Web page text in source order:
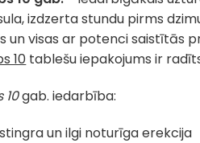
izdzerta stundu pirms
un visas ar potenci saistītās
10 tablešu iepakojums ir
10gab. iedarbība:
un ilgi noturīga erekcija